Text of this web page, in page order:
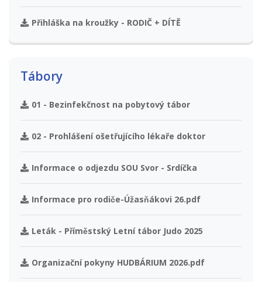
Přihláška na kroužky - RODIČ + DÍTĚ
Tábory
01 - Bezinfekčnost na pobytový tábor
02 - Prohlášení ošetřujícího lékaře doktor
Informace o odjezdu SOU Svor - Srdíčka
Informace pro rodiče-Úžasňákovi 26.pdf
Leták - Příměstský Letní tábor Judo 2025
Organizační pokyny HUDBÁRIUM 2026.pdf